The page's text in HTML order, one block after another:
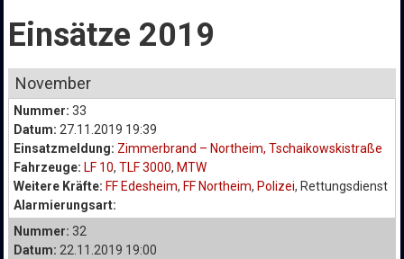
Einsätze 2019
November
Nummer: 33
Datum: 27.11.2019 19:39
Einsatzmeldung: Zimmerbrand – Northeim, Tschaikowskistraße
Fahrzeuge: LF 10, TLF 3000, MTW
Weitere Kräfte: FF Edesheim, FF Northeim, Polizei, Rettungsdienst
Alarmierungsart:
Nummer: 32
Datum: 22.11.2019 19:00